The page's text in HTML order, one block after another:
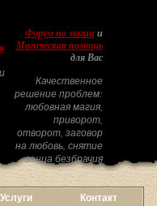
Форум по магиии
Магическая помощь
для Вас
Качественное
решение проблем:
любовная магия,
приворот,
отворот, заговор
на любовь, снятие
венца безбрачия
Услуги Контакт